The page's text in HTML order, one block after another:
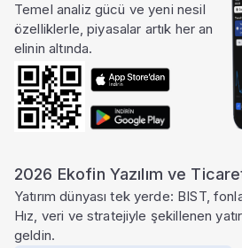
Temel analiz gücü ve yeni nesil
özelliklerle, piyasalar artık her an
elinin altında.
2026 Ekofin Yazılım ve
Yatırım dünyası tek yerde: BIST,
Hız, veri ve stratejiyle şekillenen
geldin.